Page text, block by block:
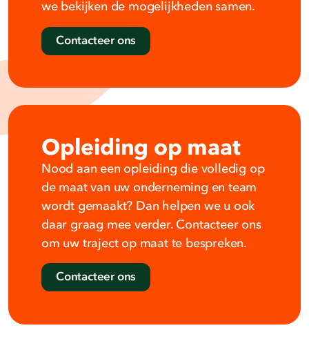
we bekijken de mogelijkheden samen.
Contacteer ons
Opleiding op maat
Nood aan een opleiding die volledig op
de maat van uw onderneming en team
wordt gemaakt? Dan helpen we u ook
daar graag mee verder. Contacteer ons
om uw traject op maat te bespreken.
Contacteer ons